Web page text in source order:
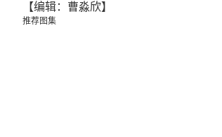
【编辑：曹淼欣】
推荐图集